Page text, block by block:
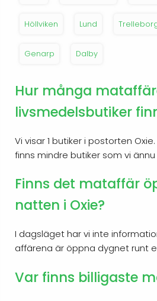
Höllviken Lund
Genarp Dalby
Hur många
livsmedelsbutiker
Vi visar 1 butiker i postorten
finns mindre butiker som vi
Finns det mataffär
natten i Oxie?
I dagsläget har vi inte
affärena är öppna dygnet runt
Var finns billigaste